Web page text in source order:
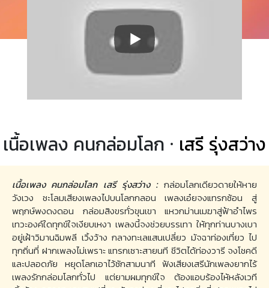
เนื้อเพลง คนกล่อมโลก · เสรี รุ่งสว่าง
เนื้อเพลง คนกล่อมโลก เสรี รุ่งสว่าง : กล่อมโลกเดียวดายให้หาย
วังเวง ชะโลมเสียงเพลงไปบนโลกกลอน เพลงเอ๋ยจงแทรกซ้อน สู่
พฤกษ์พงดงดอน กล่อมสิงขรทั่วขุนเขา แหวกม่านเมฆาสู่ฟ้าอำไพร
เทวะองค์ใดทุกข์ใจเงียบเหงา เพลงนี้จงช่วยบรรเทา ให้ทุกท่านบางเบา
อยู่เฝ้าวิมานฉิมพลี เวิ้งว้าง กลางทะเลแสนเปลี่ยว มัจฉาท่องเที่ยว ไป
ทุกถิ่นที่ ฝากเพลงไม่เพราะ แทรกเซาะสายนที ชีวิตได้ท่องวารี จงโชคดี
และปลอดภัย หยุดโลกเอาไว้ซักสามนาที ฟังเสียงเสรีนักเพลงยากไร้
เพลงรักกล่อมโลกทั่วไป แต่ยามผมทุกข์ใจ ต้องแอบร้องไห้หลังเวที